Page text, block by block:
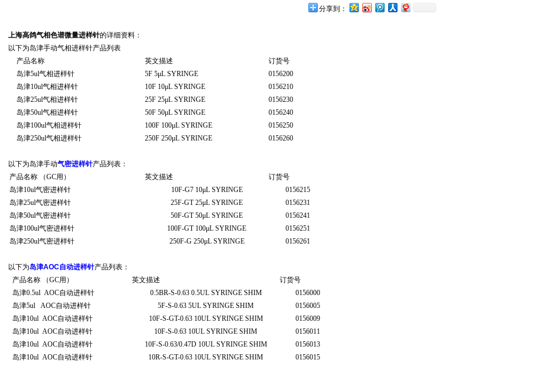
分享到：
上海高鸽气相色谱微量进样针的详细资料：
以下为岛津手动气相进样针产品列表
产品名称
英文描述
订货号
岛津5ul气相进样针 5F 5μL SYRINGE
0156200
岛津10ul气相进样针 10F 10μL SYRINGE
0156210
岛津25ul气相进样针 25F 25μL SYRINGE
0156230
岛津50ul气相进样针 50F 50μL SYRINGE
0156240
岛津100ul气相进样针 100F 100μL SYRINGE
0156250
岛津250ul气相进样针 250F 250μL SYRINGE 0156260
以下为岛津手动气密进样针产品列表：
产品名称
（GC用） 英文描述
订货号
岛津10ul气密进样针 10F-G7 10μL SYRINGE
0156215
岛津25ul气密进样针 25F-GT 25μL SYRINGE
0156231
岛津50ul气密进样针 50F-GT 50μL SYRINGE
0156241
岛津100ul气密进样针 100F-GT 100μL SYRINGE
0156251
岛津250ul气密进样针 250F-G 250μL SYRINGE 0156261
以下为岛津AOC自动进样针产品列表：
产品名称
（GC用） 英文描述
订货号
岛津0.5ul AOC自动进样针 0.5BR-S-0.63 0.5UL SYRINGE SHIM
0156000
岛津5ul AOC自动进样针 5F-S-0.63 5UL SYRINGE SHIM
0156005
岛津10ul AOC自动进样针 10F-S-GT-0.63 10UL SYRINGE SHIM
0156009
岛津10ul AOC自动进样针 10F-S-0.63 10UL SYRINGE SHIM
0156011
岛津10ul AOC自动进样针 10F-S-0.63/0.47D 10UL SYRINGE SHIM
0156013
岛津10ul AOC自动进样针 10R-S-GT-0.63 10UL SYRINGE SHIM 0156015